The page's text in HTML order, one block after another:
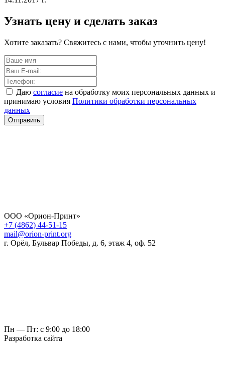
Узнать цену и сделать заказ
Хотите заказать? Свяжитесь с нами, чтобы уточнить цену!
Даю согласие на обработку моих персональных данных и
принимаю условия Политики обработки персональных
данных
Отправить
ООО «Орион-Принт»
+7 (4862) 44-51-15
mail@orion-print.org
г. Орёл, Бульвар Победы, д. 6, этаж 4, оф. 52
Пн — Пт: с 9:00 до 18:00
Разработка сайта